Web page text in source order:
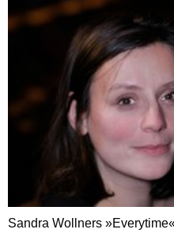
Sandra Wollners